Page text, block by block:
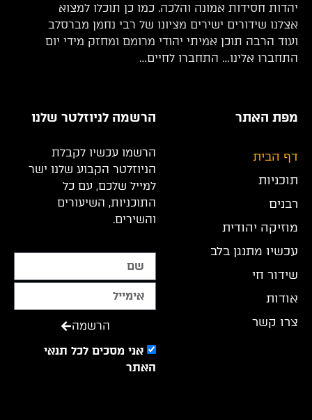
יהדות חסידות אמונה והלכה. כמו כן תוכלו למצוא
אצלנו שידורים ישירים מציונו של רבי נחמן מברסלב
ועוד הרבה תוכן אמיתי יהודי מרומם ומחזק מידי יום
התחברו אלינו… התחברו לחיים…
מפת האתר
דף הבית
תוכניות
רבנים
מוזיקה יהודית
עכשיו מתנגן בלב
שידור חי
אודות
צרו קשר
הרשמה לניוזלטר שלנו
הרשמו עכשיו לקבלת
הניוזלטר הקבוע שלנו ישר
למייל שלכם, עם כל
התוכניות, השיעורים
והשירים.
אני מסכים לכל תנאי
האתר
הרשמה